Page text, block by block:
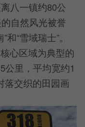
八一镇约80公
自然风光被誉
“雪域瑞士”。
心区域为典型的
公里，平均宽约1
落交织的田园画